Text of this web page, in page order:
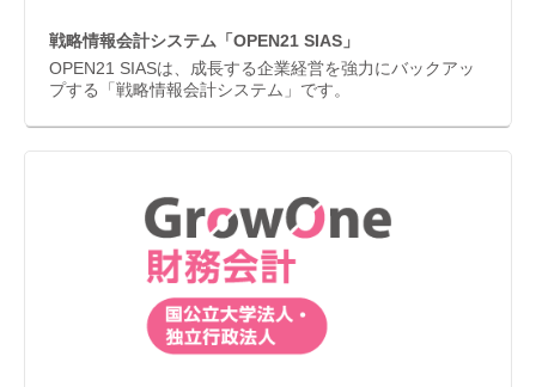
戦略情報会計システム「OPEN21 SIAS」
OPEN21 SIASは、成長する企業経営を強力にバックアッ
プする「戦略情報会計システム」です。